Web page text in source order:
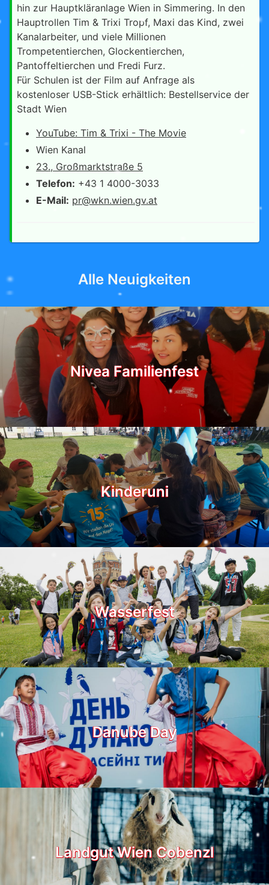
hin zur Hauptkläranlage Wien in Simmering. In den
Hauptrollen Tim & Trixi Tropf, Maxi das Kind, zwei
Kanalarbeiter, und viele Millionen
Trompetentierchen, Glockentierchen,
Pantoffeltierchen und Fredi Furz.
Für Schulen ist der Film auf Anfrage als
kostenloser USB-Stick erhältlich: Bestellservice der
Stadt Wien
YouTube: Tim & Trixi - The Movie
Wien Kanal
23., Großmarktstraße 5
Telefon: +43 1 4000-3033
E-Mail: pr@wkn.wien.gv.at
Alle Neuigkeiten
Nivea Familienfest
Kinderuni
Wasserfest
Danube Day
Landgut Wien Cobenzl